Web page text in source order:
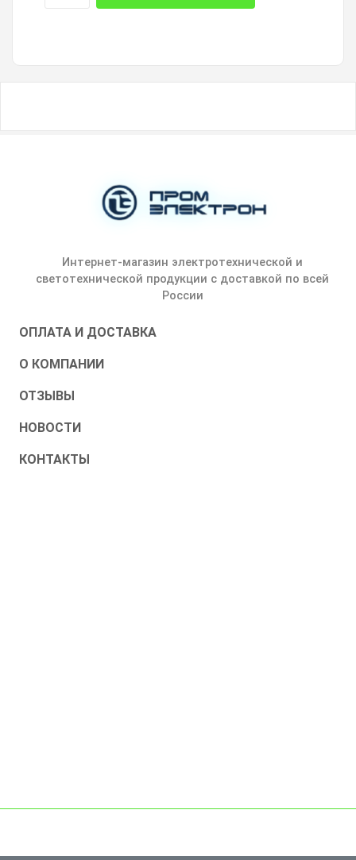
Интернет-магазин электротехнической и
светотехнической продукции с доставкой по всей
России
ОПЛАТА И ДОСТАВКА
О КОМПАНИИ
ОТЗЫВЫ
НОВОСТИ
КОНТАКТЫ